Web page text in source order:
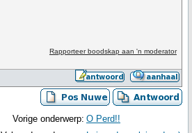
Rapporteer boodskap aan 'n moderator
Vorige onderwerp: O Perd!!